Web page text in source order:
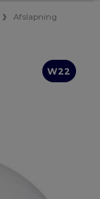
Afslapning
W22